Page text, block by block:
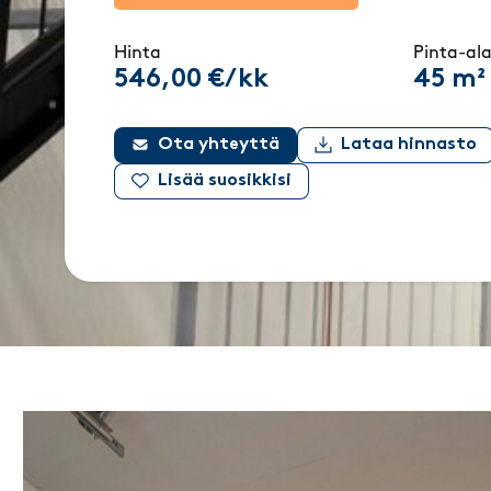
Hinta
546,00 €/kk
Pinta-
45 m²
Ota yhteyttä Lataa hinnasto
Lisää suosikkisi